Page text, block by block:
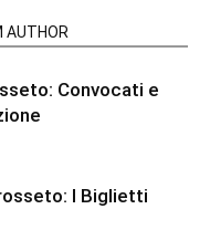
AUTHOR
Convocati e
I Biglietti